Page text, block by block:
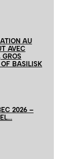
AU
AVEC
GROS
BASILISK
2026 –